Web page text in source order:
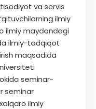
va servis
ilmiy
ilmiy maydondagi
ilmiy-tadqiqot
maqsadida
seminar-
seminar
ilmiy